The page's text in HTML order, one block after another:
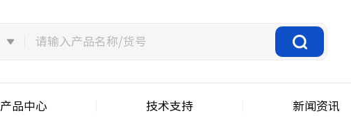
产品中心 技术支持 新闻资讯